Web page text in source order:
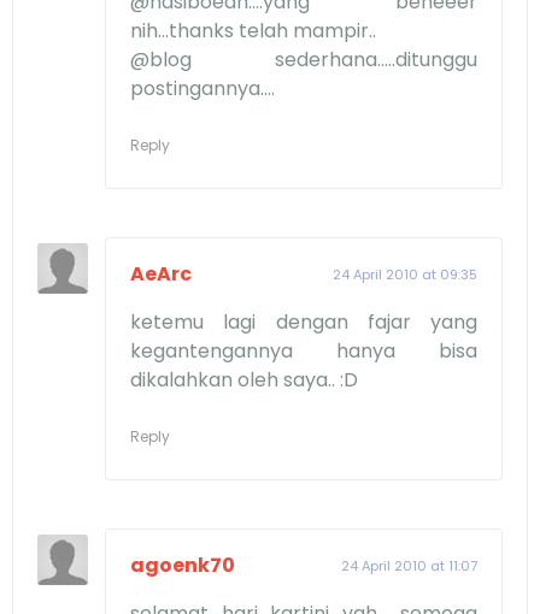
nih...thanks telah mampir..
@blog sederhana.....ditunggu
postingannya....
Reply
AeArc 24 April 2010 at 09:35
ketemu lagi dengan fajar yang
kegantengannya hanya bisa
dikalahkan oleh saya.. :D
Reply
agoenk70 24 April 2010 at 11:07